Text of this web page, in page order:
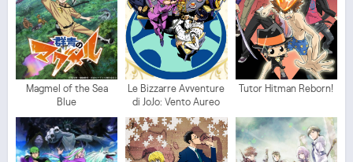
Magmel of the Sea
Blue
Le Bizzarre Avventure
di JoJo: Vento Aureo
Tutor Hitman Reborn!